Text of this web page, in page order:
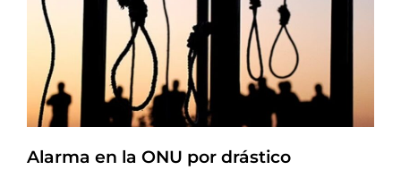
Alarma en la ONU por drástico